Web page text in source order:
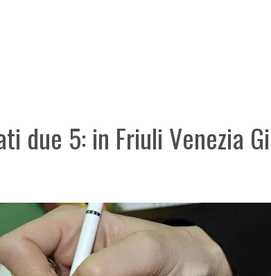
due 5: in Friuli Venezia